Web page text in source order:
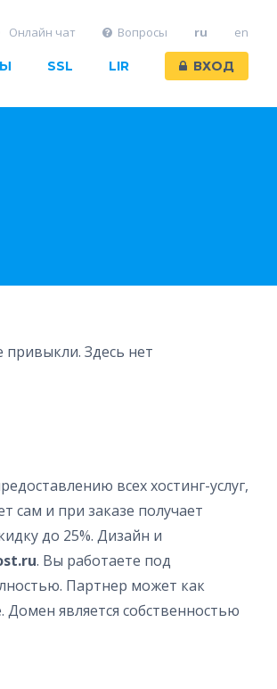
SSL LIR ВХОД
Онлайн чат Вопросы ru en
Здесь нет
всех хостинг-услуг,
сам и при заказе получает
до 25%. Дизайн и
. Вы работаете под
Партнер может как
является собственностью